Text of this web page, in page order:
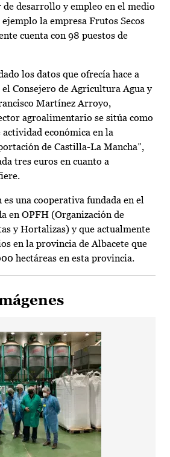
desarrollo y empleo en el medio
la empresa Frutos Secos
cuenta con 98 puestos de
los datos que ofrecía hace a
Consejero de Agricultura Agua y
Martínez Arroyo,
agroalimentario se sitúa como
económica en la
de Castilla-La Mancha”,
tres euros en cuanto a
es una cooperativa fundada en el
en OPFH (Organización de
y Hortalizas) y que actualmente
en la provincia de Albacete que
hectáreas en esta provincia.